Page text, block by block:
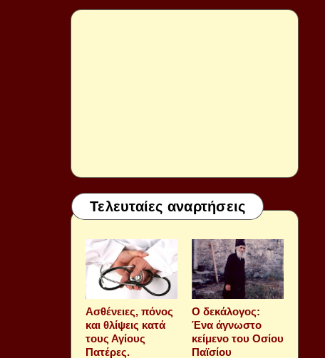
Τελευταίες αναρτήσεις
Aσθένειες, πόνος
και θλίψεις κατά
τους Αγίους
Πατέρες.
Ο δεκάλογος:
Ένα άγνωστο
κείμενο του Οσίου
Παϊσίου